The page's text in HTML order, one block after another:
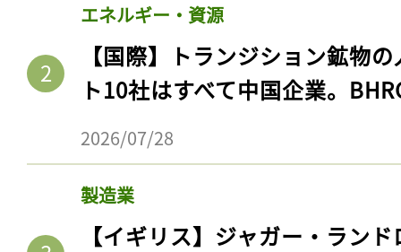
エネルギー・資源
【国際】トランジション鉱物
ト10社はすべて中国企業。
2026/07/28
製造業
【イギリス】ジャガー・ラン